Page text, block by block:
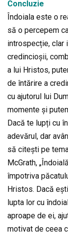
Concluzie
Îndoiala este o
să o percepem
introspecție, clar
credincioșii,
a lui Hristos,
de întărire a
cu ajutorul lui
momente și
Dacă te lupți cu
adevărul, dar
să citești pe
McGrath,
împotriva
Hristos. Dacă
lupta lor cu
aproape de ei,
motivat de ceea